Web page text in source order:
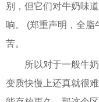
别，但它们对牛奶味
响。 (郑重声明，全
苦。
所以对于一般牛
变质快慢上还真就很